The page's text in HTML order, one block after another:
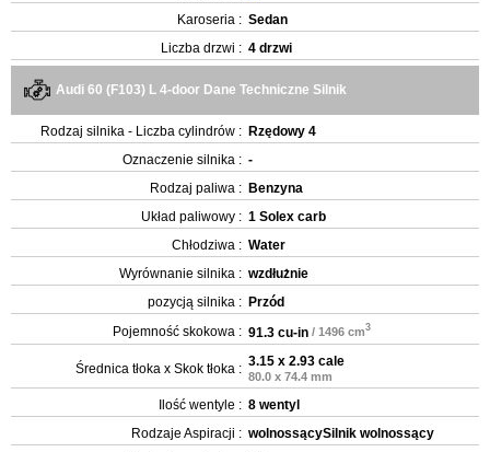
Karoseria : Sedan
Liczba drzwi : 4 drzwi
Audi 60 (F103) L 4-door Dane Techniczne Silnik
Rodzaj silnika - Liczba cylindrów : Rzędowy 4
Oznaczenie silnika : -
Rodzaj paliwa : Benzyna
Układ paliwowy : 1 Solex carb
Chłodziwa : Water
Wyrównanie silnika : wzdłużnie
pozycją silnika : Przód
Pojemność skokowa : 91.3 cu-in / 1496 cm3
Średnica tłoka x Skok tłoka : 3.15 x 2.93 cale
80.0 x 74.4 mm
Ilość wentyle : 8 wentyl
Rodzaje Aspiracji : wolnossącySilnik wolnossący